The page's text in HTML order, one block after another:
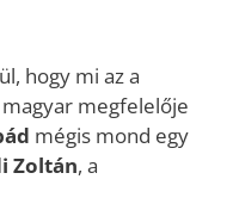
hogy mi az a
magyar megfelelője
mégis mond egy
Zoltán, a